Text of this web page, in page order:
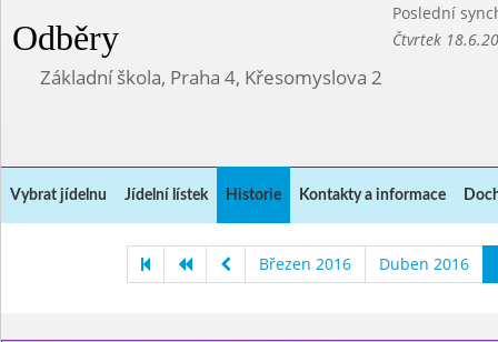
Odběry
Poslední
Čtvrtek
Základní škola, Praha 4, Křesomyslova 2
Vybrat jídelnu Jídelní lístek Historie Kontakty a informace
Březen 2016 Duben 2016